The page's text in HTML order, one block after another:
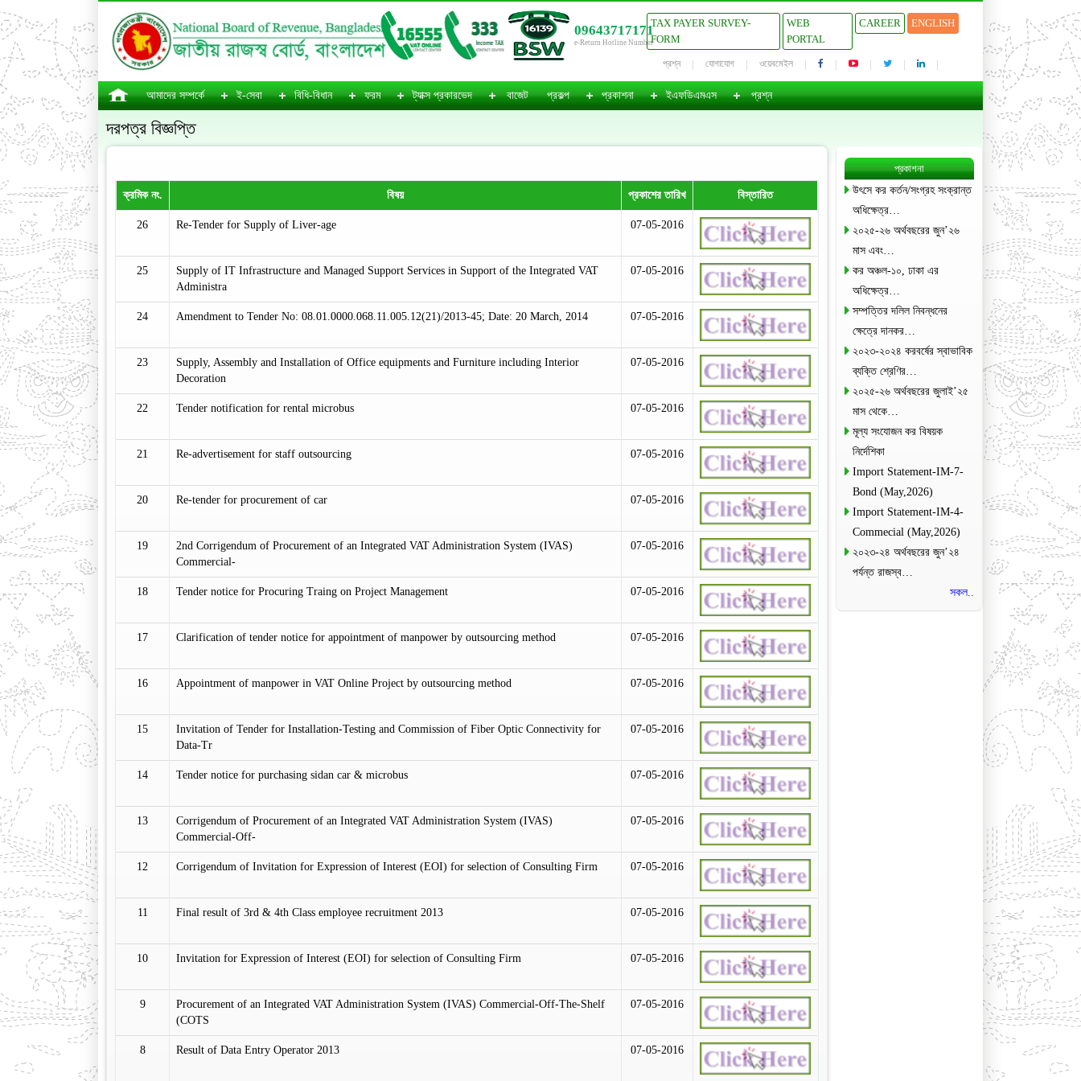
09643717171
e-Return Hotline Number
TAX PAYER SURVEY-
FORM
WEB
PORTAL
CAREER ENGLISH
প্রশ্ন যোগাযোগ ওয়েবমেইল
আমাদের সম্পর্কে ই-সেবা বিধি-বিধান ফরম ট্যাক্স প্রকারভেদ বাজেট প্রকল্প প্রকাশনা ইএফডিএমএস প্রশ্ন
দরপত্র বিজ্ঞপ্তি
ক্রমিক নং. বিষয় প্রকাশের তারিখ বিস্তারিত
26 Re-Tender for Supply of Liver-age 07-05-2016
25
Supply of IT Infrastructure and Managed Support Services in Support of the Integrated VAT
Administra
07-05-2016
24 Amendment to Tender No: 08.01.0000.068.11.005.12(21)/2013-45; Date: 20 March, 2014 07-05-2016
23
Supply, Assembly and Installation of Office equipments and Furniture including Interior
Decoration
07-05-2016
22 Tender notification for rental microbus 07-05-2016
21 Re-advertisement for staff outsourcing 07-05-2016
20 Re-tender for procurement of car 07-05-2016
19
2nd Corrigendum of Procurement of an Integrated VAT Administration System (IVAS)
Commercial-
07-05-2016
18 Tender notice for Procuring Traing on Project Management 07-05-2016
17 Clarification of tender notice for appointment of manpower by outsourcing method 07-05-2016
16 Appointment of manpower in VAT Online Project by outsourcing method 07-05-2016
15
Invitation of Tender for Installation-Testing and Commission of Fiber Optic Connectivity for
Data-Tr
07-05-2016
14 Tender notice for purchasing sidan car & microbus 07-05-2016
13
Corrigendum of Procurement of an Integrated VAT Administration System (IVAS)
Commercial-Off-
07-05-2016
12 Corrigendum of Invitation for Expression of Interest (EOI) for selection of Consulting Firm 07-05-2016
11 Final result of 3rd & 4th Class employee recruitment 2013 07-05-2016
10 Invitation for Expression of Interest (EOI) for selection of Consulting Firm 07-05-2016
9
Procurement of an Integrated VAT Administration System (IVAS) Commercial-Off-The-Shelf
(COTS
07-05-2016
8 Result of Data Entry Operator 2013 07-05-2016
প্রকাশনা
উৎসে কর কর্তন/সংগ্রহ সংক্রান্ত
অধিক্ষেত্র…
২০২৫-২৬ অর্থবছরের জুন’২৬
মাস এবং…
কর অঞ্চল-১০, ঢাকা এর
অধিক্ষেত্র…
সম্পত্তির দলিল নিবন্ধনের
ক্ষেত্রে দানকর…
২০২৩-২০২৪ করবর্ষের স্বাভাবিক
ব্যক্তি শ্রেণির…
২০২৫-২৬ অর্থবছরের জুলাই’২৫
মাস থেকে…
মূল্য সংযোজন কর বিষয়ক
নির্দেশিকা
Import Statement-IM-7-
Bond (May,2026)
Import Statement-IM-4-
Commecial (May,2026)
২০২৩-২৪ অর্থবছরের জুন’২৪
পর্যন্ত রাজস্ব…
সকল..